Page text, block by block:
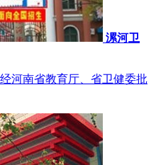
漯河卫
河南省教育厅、省卫健委批